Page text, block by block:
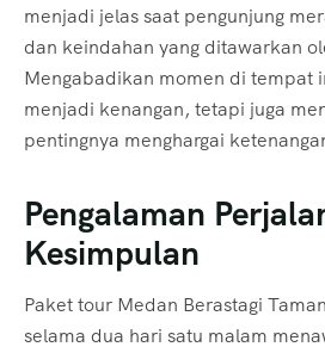
menjadi jelas saat pengunjung
dan keindahan yang ditawarkan
Mengabadikan momen di tempat
menjadi kenangan, tetapi juga
pentingnya menghargai
Pengalaman
Kesimpulan
Paket tour Medan Berastagi
selama dua hari satu malam